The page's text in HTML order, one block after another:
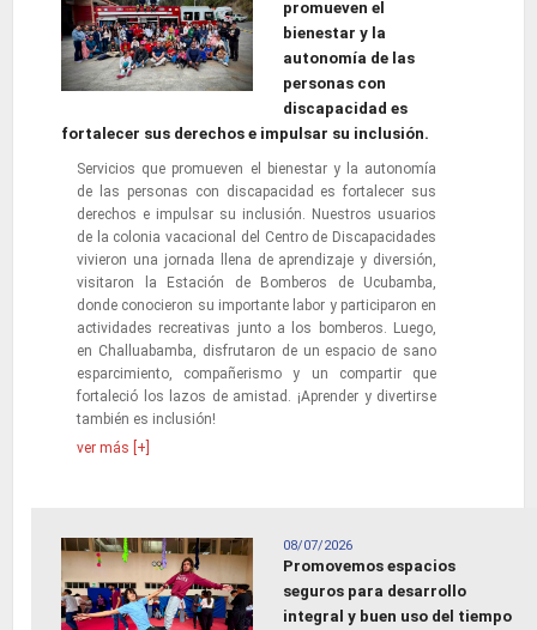
promueven el
bienestar y la
autonomía de las
personas con
discapacidad es
fortalecer sus derechos e impulsar su inclusión.
Servicios que promueven el bienestar y la autonomía
de las personas con discapacidad es fortalecer sus
derechos e impulsar su inclusión. Nuestros usuarios
de la colonia vacacional del Centro de Discapacidades
vivieron una jornada llena de aprendizaje y diversión,
visitaron la Estación de Bomberos de Ucubamba,
donde conocieron su importante labor y participaron en
actividades recreativas junto a los bomberos. Luego,
en Challuabamba, disfrutaron de un espacio de sano
esparcimiento, compañerismo y un compartir que
fortaleció los lazos de amistad. ¡Aprender y divertirse
también es inclusión!
ver más [+]
08/07/2026
Promovemos espacios
seguros para desarrollo
integral y buen uso del tiempo